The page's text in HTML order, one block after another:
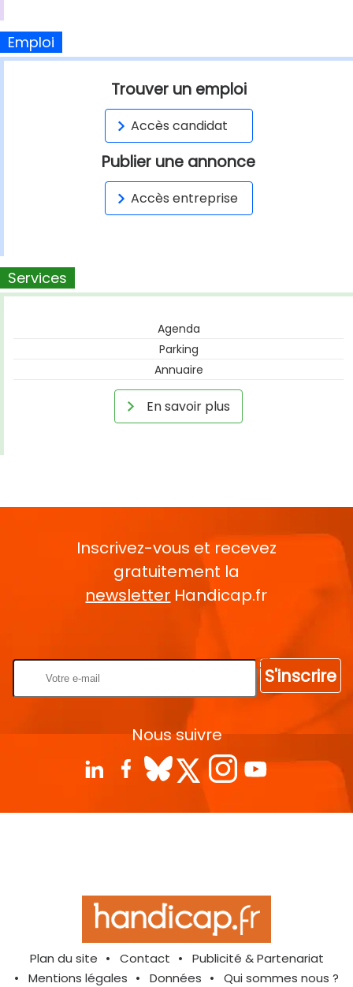
Emploi
Trouver un emploi
Accès candidat
Publier une annonce
Accès entreprise
Services
Agenda
Parking
Annuaire
En savoir plus
Inscrivez-vous et recevez
gratuitement la
newsletter Handicap.fr
S'inscrire
Nous suivre
Plan du site Contact
Publicité & Partenariat
Mentions légales
Données Qui sommes nous ?